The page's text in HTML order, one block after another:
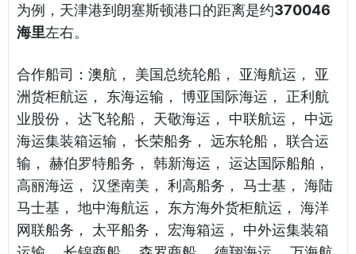
为例，天津港到朗塞斯顿港口的距离是约370046
海里左右。
合作船司：澳航， 美国总统轮船， 亚海航运， 亚
洲货柜航运， 东海运输， 博亚国际海运， 正利航
业股份， 达飞轮船， 天敬海运， 中联航运， 中远
海运集装箱运输， 长荣船务， 远东轮船， 联合运
输， 赫伯罗特船务， 韩新海运， 运达国际船舶，
高丽海运， 汉堡南美， 利高船务， 马士基， 海陆
马士基， 地中海航运， 东方海外货柜航运， 海洋
网联船务， 太平船务， 宏海箱运， 中外运集装箱